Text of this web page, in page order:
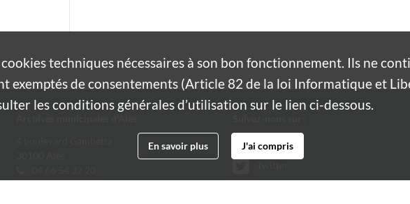
Facebook
cookiestechniques nécessaires à son bon fonctionnement. Ils ne
exemptés de consentements (Article 82 de la loi Informatique et
les conditions générales d’utilisation sur le lien ci-dessous.
En savoir plus J'ai compris